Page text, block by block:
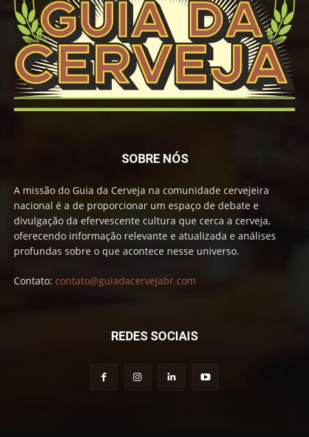
SOBRE NÓS
A missão do Guia da Cerveja na comunidade cervejeira
nacional é a de proporcionar um espaço de debate e
divulgação da efervescente cultura que cerca a cerveja,
oferecendo informação relevante e atualizada e análises
profundas sobre o que acontece nesse universo.
Contato: contato@guiadacervejabr.com
REDES SOCIAIS